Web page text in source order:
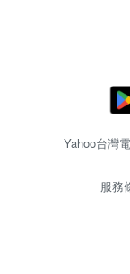
Yahoo台灣
服務